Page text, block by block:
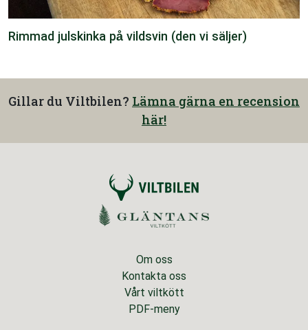
Rimmad julskinka på vildsvin (den vi säljer)
Gillar du Viltbilen? Lämna gärna en recension
här!
Om oss
Kontakta oss
Vårt viltkött
PDF-meny